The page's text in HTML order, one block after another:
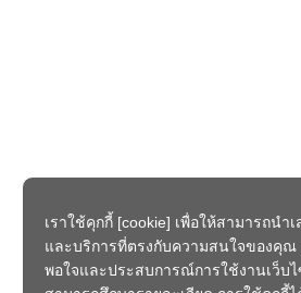
เราใช้คุกกี้ [cookie] เพื่อให้สามารถนำ
และบริการที่ตรงกับความสนใจของคุณ
พอใจและประสบการณ์การใช้งานเว็